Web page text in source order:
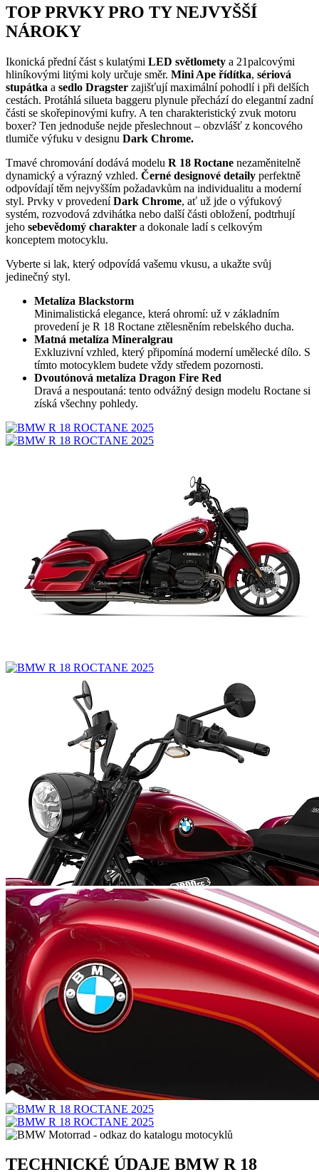
TOP PRVKY PRO TY NEJVYŠŠÍ
NÁROKY
Ikonická přední část s kulatými LED světlomety a 21palcovými
hliníkovými litými koly určuje směr. Mini Ape řídítka, sériová
stupátka a sedlo Dragster zajišťují maximální pohodlí i při delších
cestách. Protáhlá silueta baggeru plynule přechází do elegantní zadní
části se skořepinovými kufry. A ten charakteristický zvuk motoru
boxer? Ten jednoduše nejde přeslechnout – obzvlášť z koncového
tlumiče výfuku v designu Dark Chrome.
Tmavé chromování dodává modelu R 18 Roctane nezaměnitelně
dynamický a výrazný vzhled. Černé designové detaily perfektně
odpovídají těm nejvyšším požadavkům na individualitu a moderní
styl. Prvky v provedeníDark Chrome, ať už jde o výfukový
systém, rozvodová zdvihátka nebo další části obložení, podtrhují
jeho sebevědomý charakter a dokonale ladí s celkovým
konceptem motocyklu.
Vyberte si lak, který odpovídá vašemu vkusu, a ukažte svůj
jedinečný styl.
Metalíza Blackstorm
Minimalistická elegance, která ohromí: už v základním
provedení je R 18 Roctane ztělesněním rebelského ducha.
Matná metalíza Mineralgrau
Exkluzivní vzhled, který připomíná moderní umělecké dílo. S
tímto motocyklem budete vždy středem pozornosti.
Dvoutónová metalíza Dragon Fire Red
Dravá a nespoutaná: tento odvážný design modelu Roctane si
získá všechny pohledy.
TECHNICKÉ ÚDAJE BMW R 18